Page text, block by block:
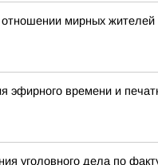
мирных жителей
времени и
уголовного дела по